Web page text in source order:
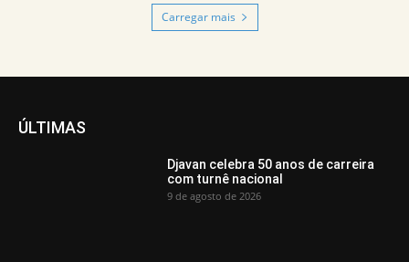
Carregar mais
ÚLTIMAS
Djavan celebra 50 anos de carreira
com turnê nacional
9 de agosto de 2026